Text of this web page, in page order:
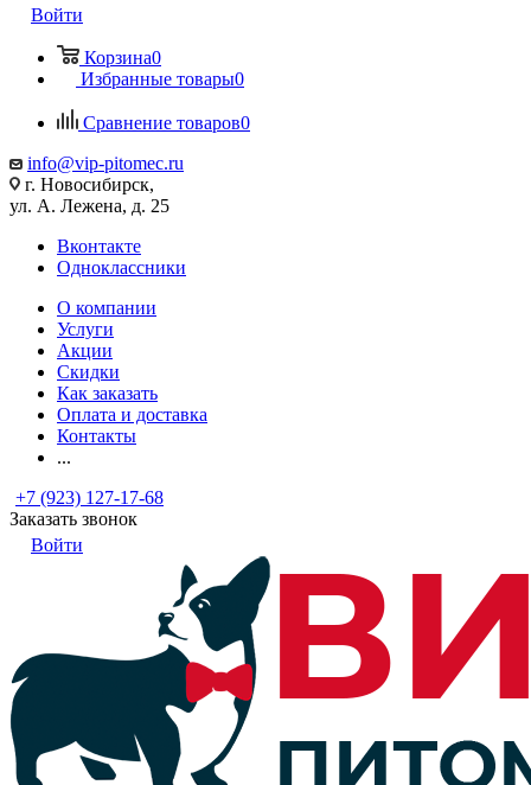
Войти
Корзина0
Избранные товары0
Сравнение товаров0
info@vip-pitomec.ru
г. Новосибирск,
ул. А. Лежена, д. 25
Вконтакте
Одноклассники
О компании
Услуги
Акции
Скидки
Как заказать
Оплата и доставка
Контакты
...
+7 (923) 127-17-68
Заказать звонок
Войти